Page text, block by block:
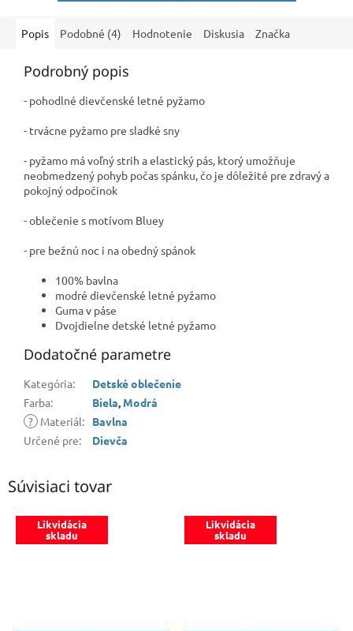
Popis Podobné (4) Hodnotenie Diskusia Značka
Podrobný popis
- pohodlné dievčenské letné pyžamo
- trvácne pyžamo pre sladké sny
- pyžamo má voľný strih a elastický pás, ktorý umožňuje
neobmedzený pohyb počas spánku, čo je dôležité pre zdravý a
pokojný odpočinok
- oblečenie s motívom Bluey
- pre bežnú noc i na obedný spánok
100% bavlna
modré dievčenské letné pyžamo
Guma v páse
Dvojdielne detské letné pyžamo
Dodatočné parametre
Kategória:
Detské oblečenie
Farba: Biela, Modrá
? Materiál:
Bavlna
Určené pre: Dievča
Súvisiaci tovar
Likvidácia
skladu
Likvidácia
skladu